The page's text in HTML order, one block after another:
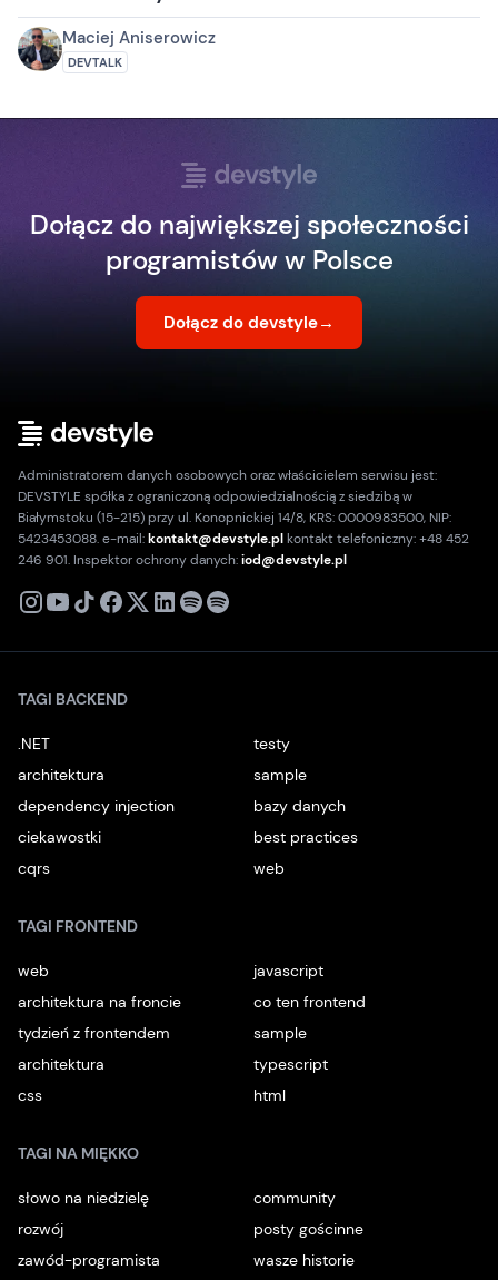
Maciej Aniserowicz
DEVTALK
Dołącz do największej społeczności
programistów w Polsce
Dołącz do devstyle→
Administratorem danych osobowych oraz właścicielem serwisu jest:
DEVSTYLE spółka z ograniczoną odpowiedzialnością z siedzibą w
Białymstoku (15-215) przy ul. Konopnickiej 14/8, KRS: 0000983500, NIP:
5423453088. e-mail:kontakt@devstyle.plkontakt telefoniczny: +48 452
246 901. Inspektor ochrony danych:iod@devstyle.pl
X
TAGI BACKEND
.NET
testy
architektura
sample
dependency injection
bazy danych
ciekawostki
best practices
cqrs
web
TAGI FRONTEND
web
javascript
architektura na froncie
co ten frontend
tydzień z frontendem
sample
architektura
typescript
css
html
TAGI NA MIĘKKO
słowo na niedzielę
community
rozwój
posty gościnne
zawód-programista
wasze historie